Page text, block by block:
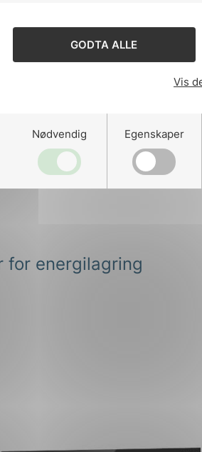
GODTA ALLE
Vis
Nødvendig Egenskaper
for energilagring